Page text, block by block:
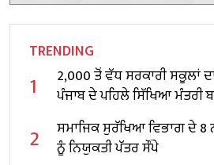
TRENDING
1
2,000 ਤੋਂ ਵੱਧ ਸਰਕਾਰੀ ਸਕੂਲਾਂ
ਪੰਜਾਬ ਦੇ ਪਹਿਲੇ ਸਿੱਖਿਆ ਮੰਤਰੀ
2
ਸਮਾਜਿਕ ਸੁਰੱਖਿਆ ਵਿਭਾਗ ਦੇ
ਨੂੰ ਨਿਯੁਕਤੀ ਪੱਤਰ ਸੌਂਪੇ